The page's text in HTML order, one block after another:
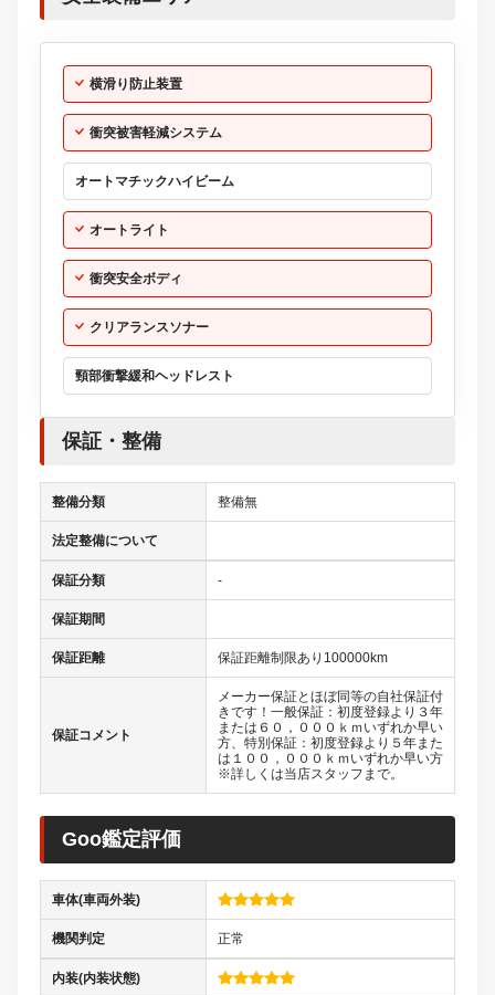
横滑り防止装置
衝突被害軽減システム
オートマチックハイビーム
オートライト
衝突安全ボディ
クリアランスソナー
頸部衝撃緩和ヘッドレスト
保証・整備
整備分類 整備無
法定整備について
保証分類 -
保証期間
保証距離 保証距離制限あり100000km
保証コメント
メーカー保証とほぼ同等の自社保証付
きです！一般保証：初度登録より３年
または６０，０００ｋｍいずれか早い
方、特別保証：初度登録より５年また
は１００，０００ｋｍいずれか早い方
※詳しくは当店スタッフまで。
Goo鑑定評価
車体(車両外装)
機関判定 正常
内装(内装状態)